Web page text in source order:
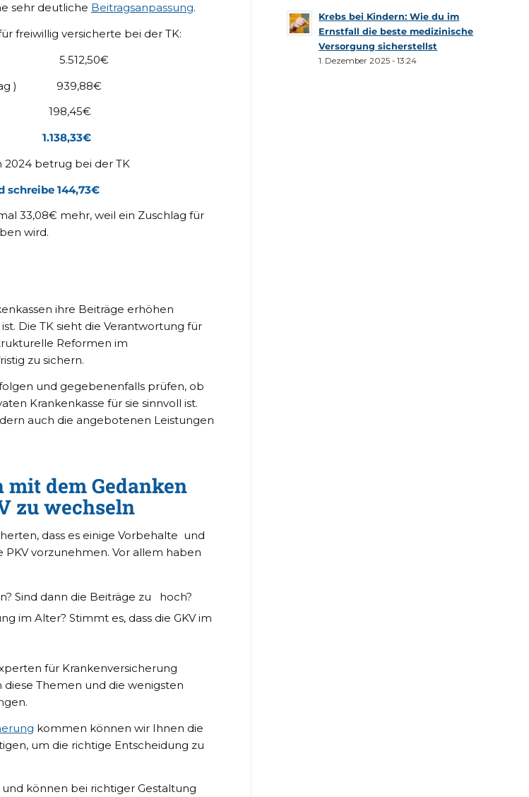
sehr deutliche Beitragsanpassung.
freiwillig versicherte bei der TK:
5.512,50€
) 939,88€
198,45€
2024 betrug bei der TK
schreibe 144,73€
33,08€ mehr, weil ein Zuschlag für
wird.
ihre Beiträge erhöhen
Die TK sieht die Verantwortung für
Reformen im
zu sichern.
und gegebenenfalls prüfen, ob
Krankenkasse für sie sinnvoll ist.
auch die angebotenen Leistungen
dem Gedanken
zu wechseln
dass es einige Vorbehalte und
PKV vorzunehmen. Vor allem haben
Sind dann die Beiträge zu hoch?
im Alter? Stimmt es, dass die GKV im
für Krankenversicherung
Themen und die wenigsten
kommen können wir Ihnen die
um die richtige Entscheidung zu
können bei richtiger Gestaltung
Krebs bei Kindern: Wie du im
Ernstfall die beste medizinische
Versorgung sicherstellst
1. Dezember 2025 - 13:24